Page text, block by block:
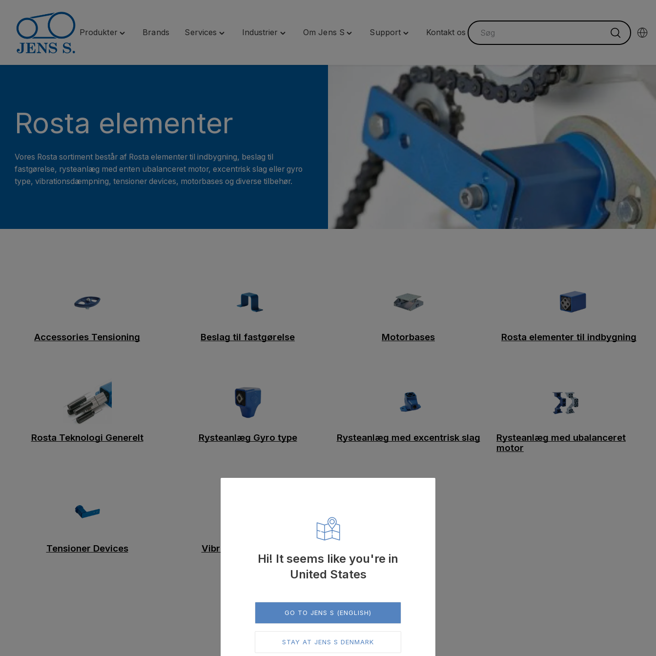
Spring
til
Produkter
Toggle
Brands Services
Toggle
Industrier
Toggle
Om Jens S
Toggle
Support
Toggle
Kontakt os
Rosta elementer
Vores Rosta sortiment består af Rosta elementer til indbygning, beslag til
fastgørelse, rysteanlæg med enten ubalanceret motor, excentrisk slag eller gyro
type, vibrationsdæmpning, tensioner devices, motorbases og diverse tilbehør.
Accessories Tensioning Beslag til fastgørelse Motorbases Rosta elementer til indbygning
Rosta Teknologi Generelt Rysteanlæg Gyro type Rysteanlæg med excentrisk slag
Rysteanlæg med ubalanceret
motor
Tensioner Devices Vibrationsdæmpning
Hi! It seems like you're in
United States
GO TO JENS S (ENGLISH)
STAY AT JENS S DENMARK